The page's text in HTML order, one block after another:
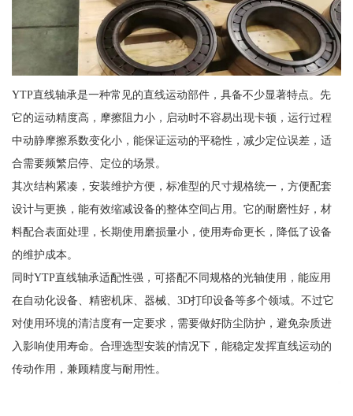
YTP直线轴承是一种常见的直线运动部件，具备不少显著特点。先
它的运动精度高，摩擦阻力小，启动时不容易出现卡顿，运行过程
中动静摩擦系数变化小，能保证运动的平稳性，减少定位误差，适
合需要频繁启停、定位的场景。
其次结构紧凑，安装维护方便，标准型的尺寸规格统一，方便配套
设计与更换，能有效缩减设备的整体空间占用。它的耐磨性好，材
料配合表面处理，长期使用磨损量小，使用寿命更长，降低了设备
的维护成本。
同时YTP直线轴承适配性强，可搭配不同规格的光轴使用，能应用
在自动化设备、精密机床、器械、3D打印设备等多个领域。不过它
对使用环境的清洁度有一定要求，需要做好防尘防护，避免杂质进
入影响使用寿命。合理选型安装的情况下，能稳定发挥直线运动的
传动作用，兼顾精度与耐用性。